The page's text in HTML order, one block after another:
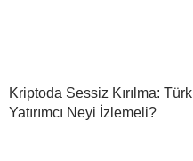
Kriptoda Sessiz Kırılma: Türk
Yatırımcı Neyi İzlemeli?